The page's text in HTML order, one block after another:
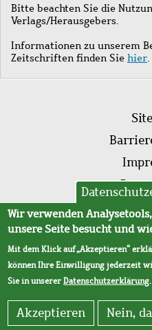
Bitte beachten Sie die
Verlags/Herausgebers.
Informationen zu unserem
Zeitschriften finden Sie hier.
Wir verwenden
unsere Seite besucht und
Mit dem Klick auf „Akzeptieren“
können Ihre Einwilligung jederzeit
Sie in unsererDatenschutzerklärung.
Akzeptieren Nein,